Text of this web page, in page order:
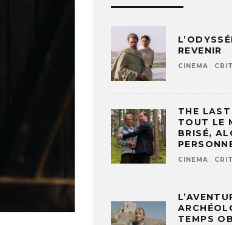
REVENIR
CINEMA
THE
TOUT LE
BRISÉ,
CINEMA
TEMPS